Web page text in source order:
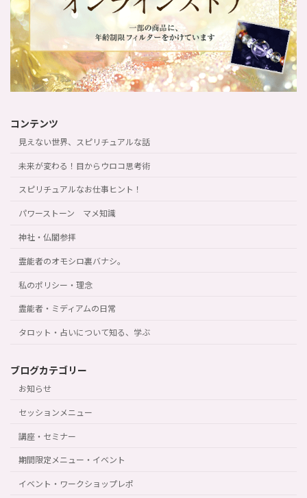
コンテンツ
見えない世界、スピリチュアルな話
未来が変わる！目からウロコ思考術
スピリチュアルなお仕事ヒント！
パワーストーン マメ知識
神社・仏閣参拝
霊能者のオモシロ裏バナシ。
私のポリシー・理念
霊能者・ミディアムの日常
タロット・占いについて知る、学ぶ
ブログカテゴリー
お知らせ
セッションメニュー
講座・セミナー
期間限定メニュー・イベント
イベント・ワークショップレポ